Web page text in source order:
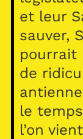
et leur
sauver,
pourrait
de
le
l’on